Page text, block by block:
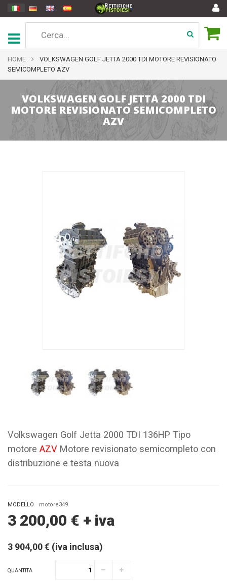
HOME
VOLKSWAGEN GOLF JETTA 2000 TDI MOTORE REVISIONATO
SEMICOMPLETO AZV
VOLKSWAGEN GOLF JETTA 2000 TDI
MOTORE REVISIONATO SEMICOMPLETO
AZV
Volkswagen Golf Jetta 2000 TDI 136HP Tipo
motore AZV Motore revisionato semicompleto con
distribuzione e testa nuova
MODELLO motore349
3 200,00 € + iva
3 904,00 € (iva inclusa)
QUANTITA